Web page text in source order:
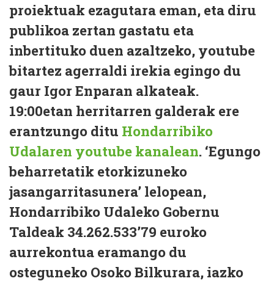
proiektuak ezagutara eman, eta diru
publikoa zertan gastatu eta
inbertituko duen azaltzeko, youtube
bitartez agerraldi irekia egingo du
gaur Igor Enparan alkateak.
19:00etan herritarren galderak ere
erantzungo ditu Hondarribiko
Udalaren youtube kanalean. ‘Egungo
beharretatik etorkizuneko
jasangarritasunera’ lelopean,
Hondarribiko Udaleko Gobernu
Taldeak 34.262.533’79 euroko
aurrekontua eramango du
osteguneko Osoko Bilkurara, iazko